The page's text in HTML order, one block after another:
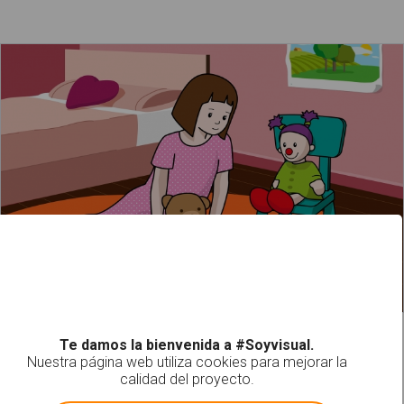
La niña juega con los muñecos
Te damos la bienvenida a #Soyvisual.
Nuestra página web utiliza cookies para mejorar la
calidad del proyecto.
! Not valid!